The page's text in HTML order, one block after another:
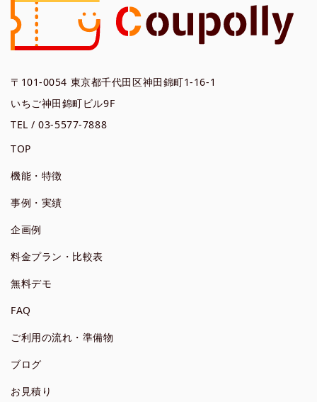
〒101-0054 東京都千代田区神田錦町1-16-1
いちご神田錦町ビル9F
TEL / 03-5577-7888
TOP
機能・特徴
事例・実績
企画例
料金プラン・比較表
無料デモ
FAQ
ご利用の流れ・準備物
ブログ
お見積り